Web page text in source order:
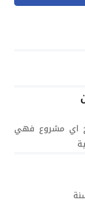
اي مشروع فهي